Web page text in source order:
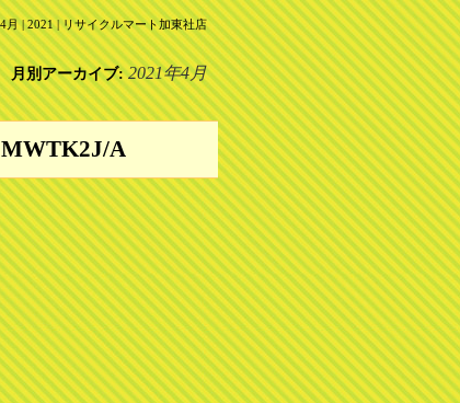
4月 | 2021 | リサイクルマート加東社店
月別アーカイブ:2021年4月
MWTK2J/A